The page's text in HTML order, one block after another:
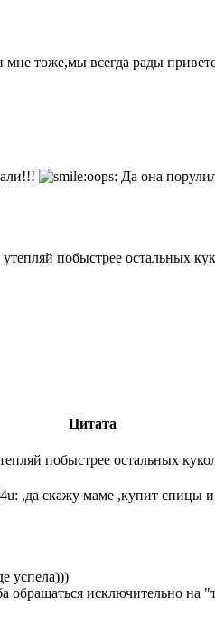
мне тоже,мы всегда рады
Да она
побыстрее остальных
Цитата
побыстрее остальных
,да скажу маме ,купит спицы и
успела)))
обращаться исключительно на